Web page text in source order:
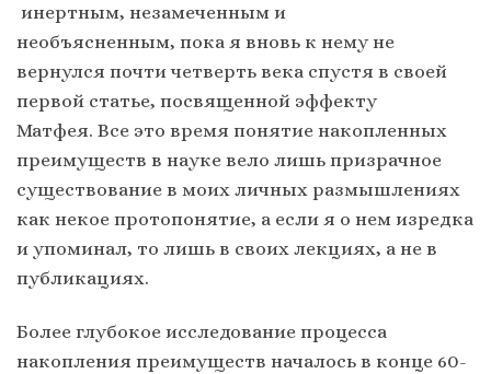
инертным, незамеченным и
необъясненным, пока я вновь к нему не
вернулся почти четверть века спустя в своей
первой статье, посвященной эффекту
Матфея. Все это время понятие накопленных
преимуществ в науке вело лишь призрачное
существование в моих личных размышлениях
как некое протопонятие, а если я о нем изредка
и упоминал, то лишь в своих лекциях, а не в
публикациях.
Более глубокое исследование процесса
накопления преимуществ началось в конце 60-